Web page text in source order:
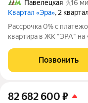
Павелецкая
16
Квартал «Эра», 2
Рассрочка 0% с платежом от 250
квартира в ЖК "ЭРА" на
потолков 3.75 м.
Дербеневской
Позвонить
82 682 600 ₽